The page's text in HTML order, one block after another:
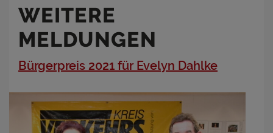
WEITERE
MELDUNGEN
Bürgerpreis 2021 für Evelyn Dahlke